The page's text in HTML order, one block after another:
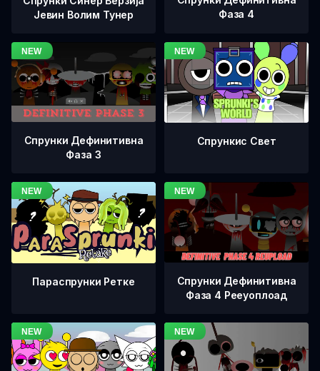
Јевин Волим Тунер
Фаза 4
Спрунки Дефинитивна
Фаза 3
Спрункис Свет
Параспрунки Ретке
Спрунки Дефинитивна
Фаза 4 Рееуоплоад